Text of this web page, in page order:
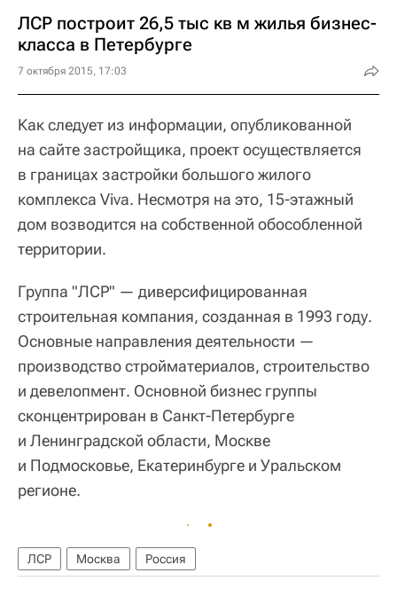
ЛСР построит 26,5 тыс кв м жилья бизнес-
класса в Петербурге
7 октября 2015, 17:03
Как следует из информации, опубликованной
на сайте застройщика, проект осуществляется
в границах застройки большого жилого
комплекса Viva. Несмотря на это, 15-этажный
дом возводится на собственной обособленной
территории.
Группа "ЛСР" — диверсифицированная
строительная компания, созданная в 1993 году.
Основные направления деятельности —
производство стройматериалов, строительство
и девелопмент. Основной бизнес группы
сконцентрирован в Санкт-Петербурге
и Ленинградской области, Москве
и Подмосковье, Екатеринбурге и Уральском
регионе.
ЛСР Москва Россия